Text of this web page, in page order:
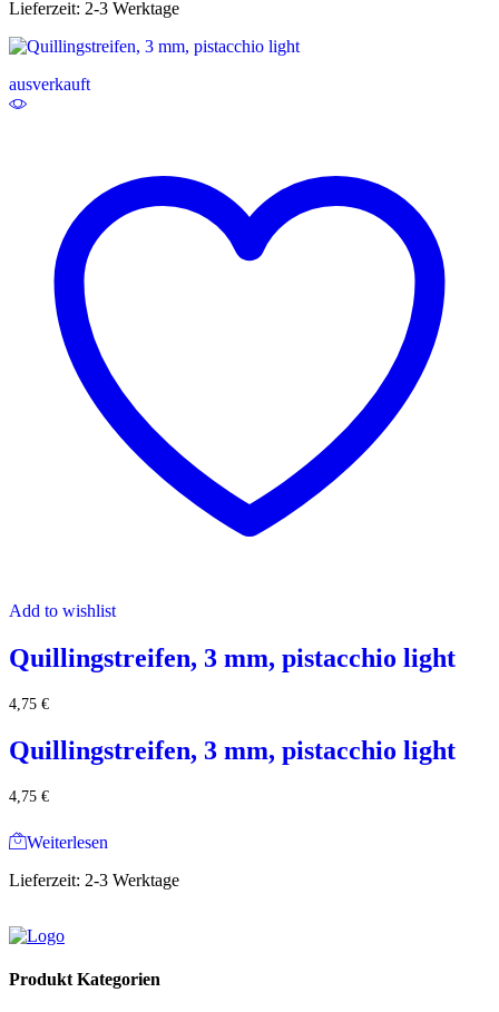
Lieferzeit: 2-3 Werktage
ausverkauft
Add to wishlist
Quillingstreifen, 3 mm, pistacchio light
4,75 €
Quillingstreifen, 3 mm, pistacchio light
4,75 €
Weiterlesen
Lieferzeit: 2-3 Werktage
Produkt Kategorien